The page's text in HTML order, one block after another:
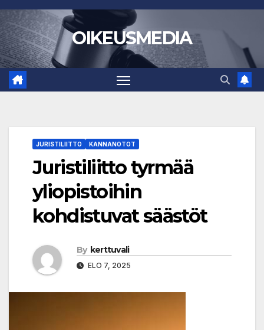
Skip
to
content
OIKEUSMEDIA
JURISTILIITTO KANNANOTOT
Juristiliitto tyrmää
yliopistoihin
kohdistuvat säästöt
By kerttuvali
ELO 7, 2025